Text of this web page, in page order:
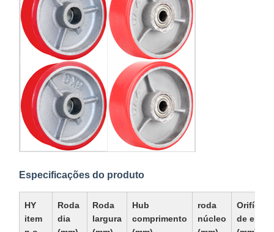
Especificações do produto
HY
item
Roda
dia
Roda
largura
Hub
comprimento
roda
núcleo
Orifícios
de eixo